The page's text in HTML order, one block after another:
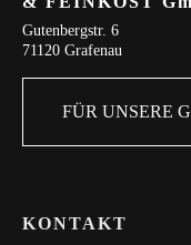
Gutenbergstr. 6
71120 Grafenau
FÜR UNSERE
KONTAKT